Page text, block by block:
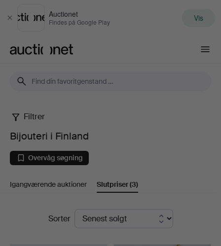
Luk
Auctionet
Findes på Google Play Vis
Bijouteri
Finland
Filtrer
Bijouteri i Finland
Overvåg søgning
Igangværende auktioner Slutpriser(3)
SlutpriserSorter